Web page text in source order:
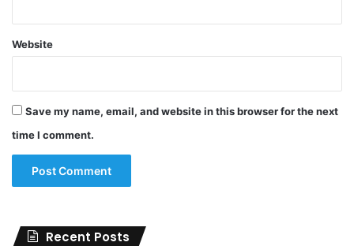
Website
Save my name, email, and website in this browser for the next
time I comment.
Recent Posts